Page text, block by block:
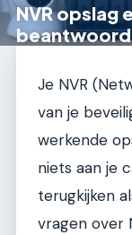
NVR opslag
beantwoord
Je NVR
van je
werkende
niets aan je
terugkijken
vragen over